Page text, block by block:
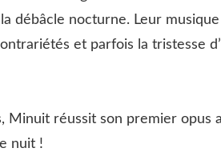
débâcle nocturne. Leur
et parfois la tristesse
Minuit réussit son premier opus
nuit !